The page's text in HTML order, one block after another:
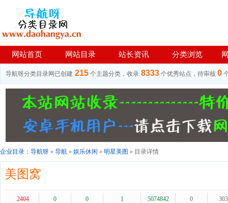
网站首页 网站目录 站长资讯 分类浏览
导航呀分类目录网已创建 215 个主题分类，收录 8333 个优秀站点，待审核 0
企业目录： 导航呀 » 导航 » 娱乐休闲 » 明星美图 » 目录详情
美图窝
2404
0
0
1
5074842
0
303